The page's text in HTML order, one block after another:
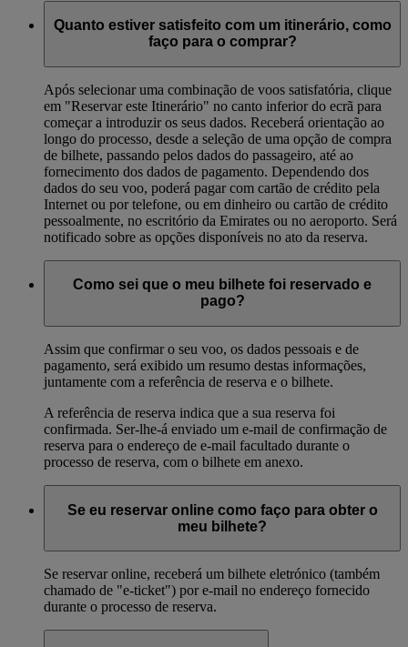
Quanto estiver satisfeito com um itinerário, como
faço para o comprar?
Após selecionar uma combinação de voos satisfatória, clique
em "Reservar este Itinerário" no canto inferior do ecrã para
começar a introduzir os seus dados. Receberá orientação ao
longo do processo, desde a seleção de uma opção de compra
de bilhete, passando pelos dados do passageiro, até ao
fornecimento dos dados de pagamento. Dependendo dos
dados do seu voo, poderá pagar com cartão de crédito pela
Internet ou por telefone, ou em dinheiro ou cartão de crédito
pessoalmente, no escritório da Emirates ou no aeroporto. Será
notificado sobre as opções disponíveis no ato da reserva.
Como sei que o meu bilhete foi reservado e
pago?
Assim que confirmar o seu voo, os dados pessoais e de
pagamento, será exibido um resumo destas informações,
juntamente com a referência de reserva e o bilhete.
A referência de reserva indica que a sua reserva foi
confirmada. Ser-lhe-á enviado um e-mail de confirmação de
reserva para o endereço de e-mail facultado durante o
processo de reserva, com o bilhete em anexo.
Se eu reservar online como faço para obter o
meu bilhete?
Se reservar online, receberá um bilhete eletrónico (também
chamado de "e-ticket") por e-mail no endereço fornecido
durante o processo de reserva.